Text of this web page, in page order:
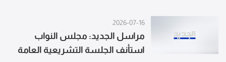
2026-07-16
مراسل الجديد: مجلس النواب
استأنف الجلسة التشريعية العامة